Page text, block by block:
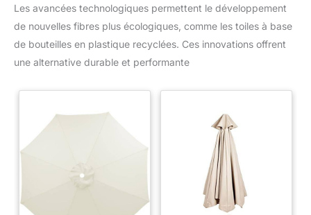
Les avancées technologiques permettent le développement
de nouvelles fibres plus écologiques, comme les toiles à base
de bouteilles en plastique recyclées. Ces innovations offrent
une alternative durable et performante